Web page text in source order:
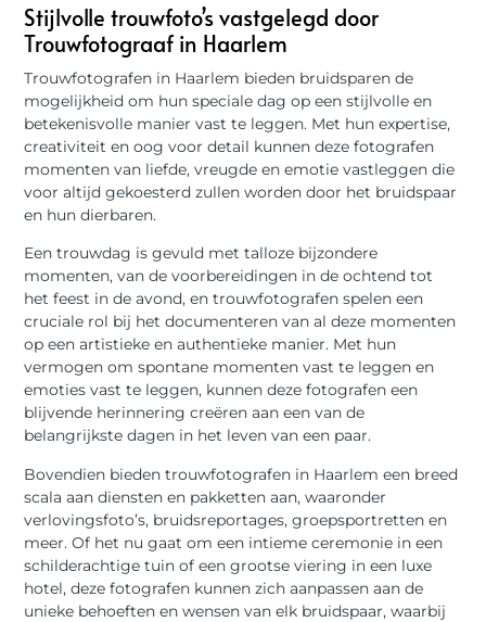
Stijlvolle trouwfoto’s vastgelegd door
Trouwfotograaf in Haarlem
Trouwfotografen in Haarlem bieden bruidsparen de
mogelijkheid om hun speciale dag op een stijlvolle en
betekenisvolle manier vast te leggen. Met hun expertise,
creativiteit en oog voor detail kunnen deze fotografen
momenten van liefde, vreugde en emotie vastleggen die
voor altijd gekoesterd zullen worden door het bruidspaar
en hun dierbaren.
Een trouwdag is gevuld met talloze bijzondere
momenten, van de voorbereidingen in de ochtend tot
het feest in de avond, en trouwfotografen spelen een
cruciale rol bij het documenteren van al deze momenten
op een artistieke en authentieke manier. Met hun
vermogen om spontane momenten vast te leggen en
emoties vast te leggen, kunnen deze fotografen een
blijvende herinnering creëren aan een van de
belangrijkste dagen in het leven van een paar.
Bovendien bieden trouwfotografen in Haarlem een breed
scala aan diensten en pakketten aan, waaronder
verlovingsfoto’s, bruidsreportages, groepsportretten en
meer. Of het nu gaat om een intieme ceremonie in een
schilderachtige tuin of een grootse viering in een luxe
hotel, deze fotografen kunnen zich aanpassen aan de
unieke behoeften en wensen van elk bruidspaar, waarbij